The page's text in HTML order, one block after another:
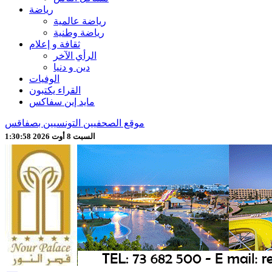
رياضة
رياضة عالمية
رياضة وطنية
ثقافة و إعلام
الرأي الآخر
دين و دنيا
الوفيات
القراء يكتبون
مايد إين سفاكس
موقع الصحفيين التونسيين بصفاقس
السبت 8 أوت 2026 1:31:00